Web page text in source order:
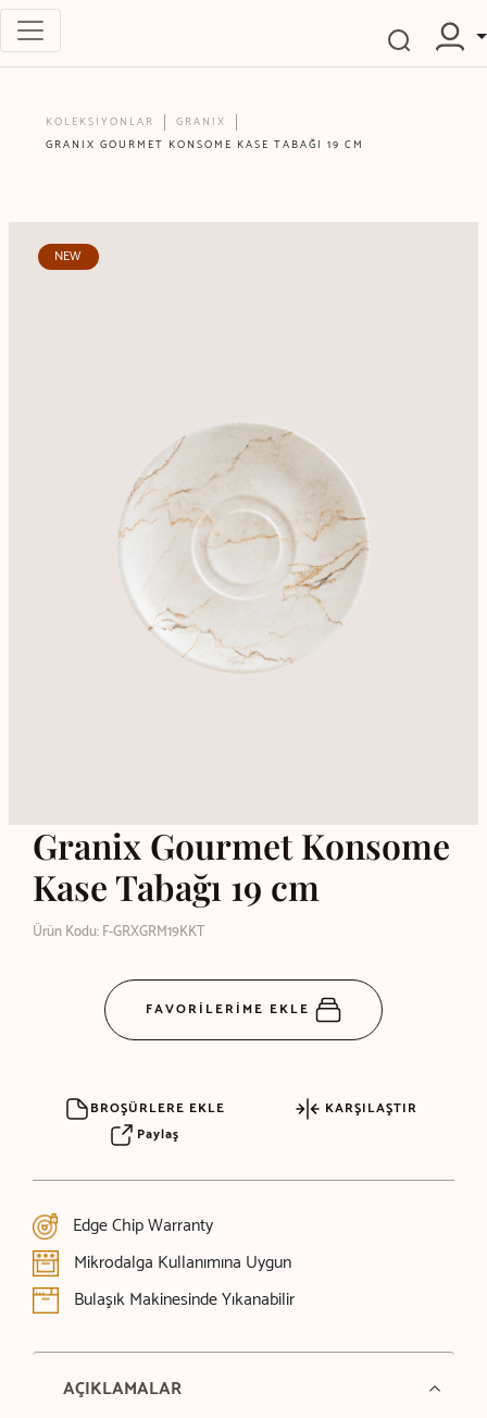
KOLEKSİYONLAR
GRANIX
GRANIX GOURMET KONSOME KASE TABAĞI 19 CM
NEW
Granix Gourmet Konsome
Kase Tabağı 19 cm
Ürün Kodu: F-GRXGRM19KKT
FAVORİLERİME EKLE
BROŞÜRLERE EKLE
KARŞILAŞTIR
Paylaş
Edge Chip Warranty
Mikrodalga Kullanımına Uygun
Bulaşık Makinesinde Yıkanabilir
AÇIKLAMALAR